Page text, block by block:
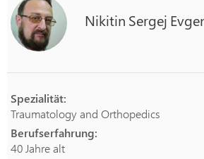
Nikitin Sergej
Spezialität:
Traumatology and Orthopedics
Berufserfahrung:
40 Jahre alt